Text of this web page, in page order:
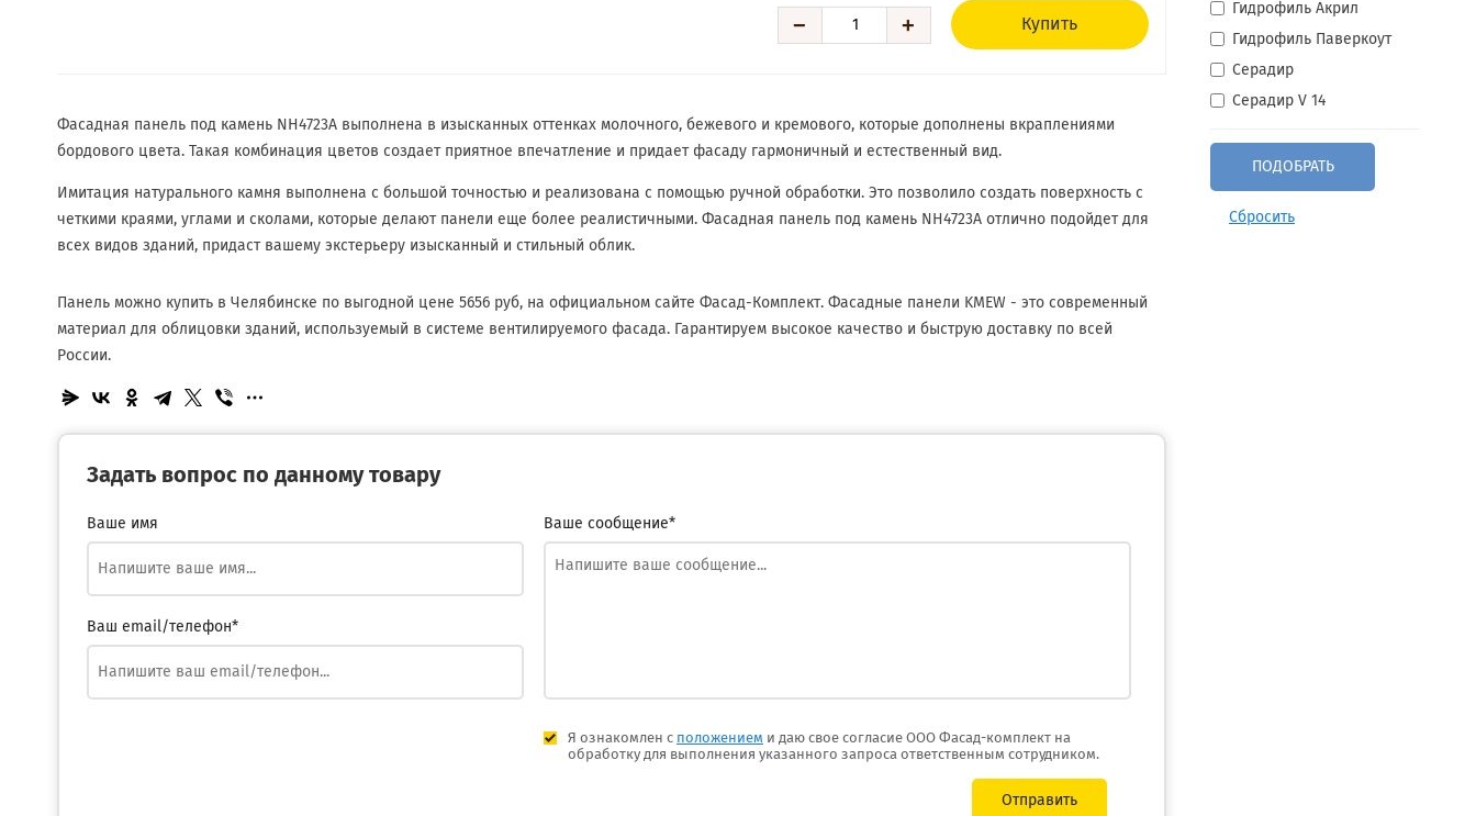
− + Купить
Фасадная панель под камень NH4723A выполнена в изысканных оттенках молочного, бежевого и кремового, которые дополнены вкраплениями
бордового цвета. Такая комбинация цветов создает приятное впечатление и придает фасаду гармоничный и естественный вид.
Имитация натурального камня выполнена с большой точностью и реализована с помощью ручной обработки. Это позволило создать поверхность с
четкими краями, углами и сколами, которые делают панели еще более реалистичными. Фасадная панель под камень NH4723A отлично подойдет для
всех видов зданий, придаст вашему экстерьеру изысканный и стильный облик.
Панель можно купить в Челябинске по выгодной цене 5656 руб, на официальном сайте Фасад-Комплект. Фасадные панели KMEW - это современный
материал для облицовки зданий, используемый в системе вентилируемого фасада. Гарантируем высокое качество и быструю доставку по всей
России.
Задать вопрос по данному товару
Ваше имя
Ваш email/телефон*
Ваше сообщение*
Я ознакомлен с положением и даю свое согласие ООО Фасад-комплект на
обработку для выполнения указанного запроса ответственным сотрудником.
Отправить
Гидрофиль Акрил
Гидрофиль Паверкоут
Серадир
Серадир V 14
Сбросить